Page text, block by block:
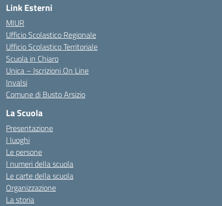
Link Esterni
MIUR
Ufficio Scolastico Regionale
Ufficio Scolastico Territoriale
Scuola in Chiaro
Unica – Iscrizioni On Line
Invalsi
Comune di Busto Arsizio
La Scuola
Presentazione
I luoghi
Le persone
I numeri della scuola
Le carte della scuola
Organizzazione
La storia